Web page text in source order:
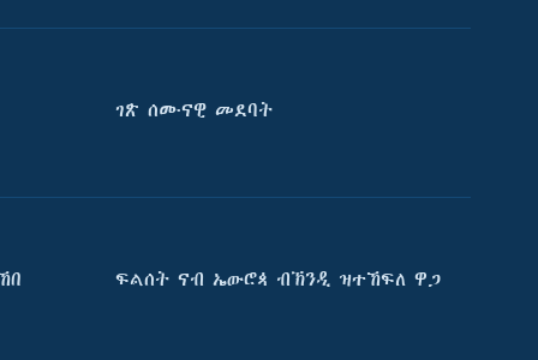
ገጽ ሰሙናዊ መደባት
ፍልሰት ናብ ኤውሮጳ ብኽንዲ ዝተኸፍለ ዋጋ